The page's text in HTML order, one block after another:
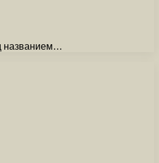
названием…